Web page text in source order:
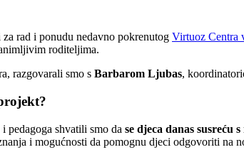
rad i ponudu nedavno pokrenutog Virtuoz Centra
roditeljima.
razgovarali smo s Barbarom Ljubas,
pedagoga shvatili smo da se djeca danas susreću
i mogućnosti da pomognu djeci odgovoriti na